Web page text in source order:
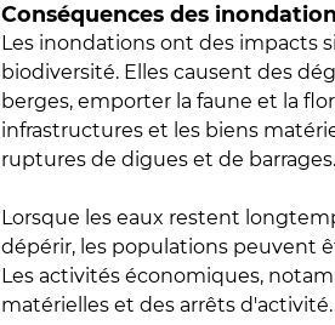
Conséquences des
Les inondations ont des impacts
biodiversité. Elles causent des
berges, emporter la faune et la
infrastructures et les biens
ruptures de digues et de barrages.
Lorsque les eaux restent
dépérir, les populations peuvent
Les activités économiques,
matérielles et des arrêts d'activité.